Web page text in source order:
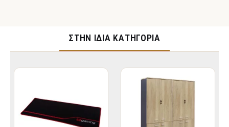
ΣΤΉΝ ΊΔΙΑ ΚΑΤΗΓΟΡΊΑ